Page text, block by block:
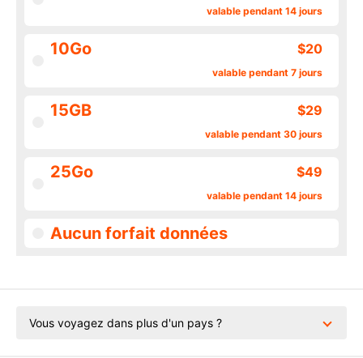
valable pendant 14 jours
$20
10Go
valable pendant 7 jours
$29
15GB
valable pendant 30 jours
$49
25Go
valable pendant 14 jours
Aucun forfait données
Vous voyagez dans plus d'un pays ?